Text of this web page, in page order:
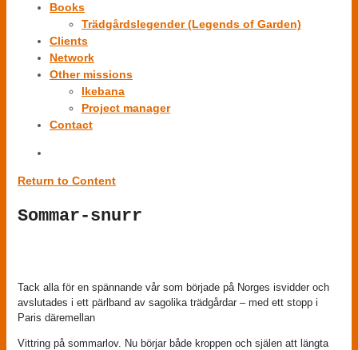
Books
Trädgårdslegender (Legends of Garden)
Clients
Network
Other missions
Ikebana
Project manager
Contact
Return to Content
Sommar-snurr
Tack alla för en spännande vår som började på Norges isvidder och
avslutades i ett pärlband av sagolika trädgårdar – med ett stopp i
Paris däremellan
Vittring på sommarlov. Nu börjar både kroppen och själen att längta